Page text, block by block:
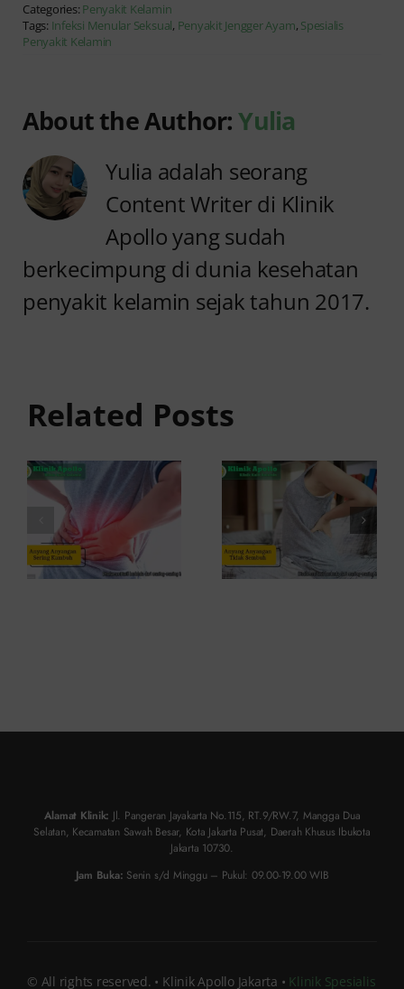
Categories: Penyakit Kelamin
Tags: Infeksi Menular Seksual, Penyakit Jengger Ayam, Spesialis
Penyakit Kelamin
About the Author:Yulia
Yulia adalah seorang
Content Writer di Klinik
Apollo yang sudah
berkecimpung di dunia kesehatan
penyakit kelamin sejak tahun 2017.
Related Posts
Penyebab
Sering
Kambuh
dan Cara
Atasinya
Anyang
Penyebab
dan
Solusinya
Alamat Klinik: Jl. Pangeran Jayakarta No.115, RT.9/RW.7, Mangga Dua
Selatan, Kecamatan Sawah Besar, Kota Jakarta Pusat, Daerah Khusus Ibukota
Jakarta 10730.
Jam Buka: Senin s/d Minggu – Pukul: 09.00-19.00 WIB
© All rights reserved. • Klinik Apollo Jakarta • Klinik Spesialis